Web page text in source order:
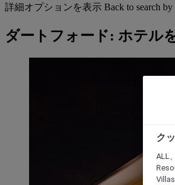
詳細オプションを表示 Back to search by
ダートフォード: ホテル
ク
ALL